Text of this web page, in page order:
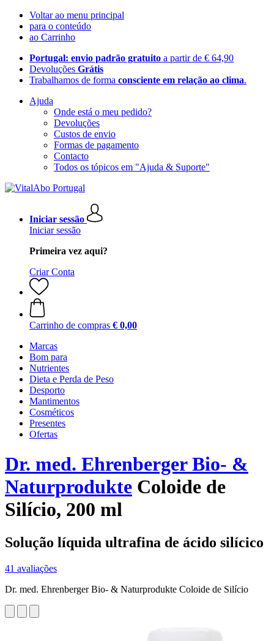
Voltar ao menu principal
para o conteúdo
ao Carrinho
Portugal: envio padrão gratuito a partir de € 64,90
Devoluções Grátis
Trabalhamos de forma consciente em relação ao clima.
Ajuda
Onde está o meu pedido?
Devoluções
Custos de envio
Formas de pagamento
Contacto
Todos os tópicos em "Ajuda & Suporte"
Iniciar sessão
Iniciar sessão
Primeira vez aqui?
Criar Conta
Carrinho de compras € 0,00
Marcas
Bom para
Nutrientes
Dieta e Perda de Peso
Desporto
Mantimentos
Cosméticos
Presentes
Ofertas
Dr. med. Ehrenberger Bio- &
Naturprodukte Coloide de
Silício, 200 ml
Solução líquida ultrafina de ácido silícico
41 avaliações
Dr. med. Ehrenberger Bio- & Naturprodukte Coloide de Silício